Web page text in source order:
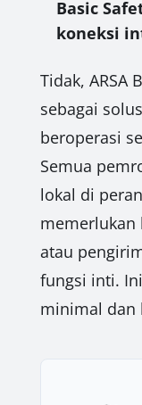
Basic
koneksi
Tidak, ARSA
sebagai
beroperasi
Semua
lokal di
memerlukan
atau
fungsi inti.
minimal dan